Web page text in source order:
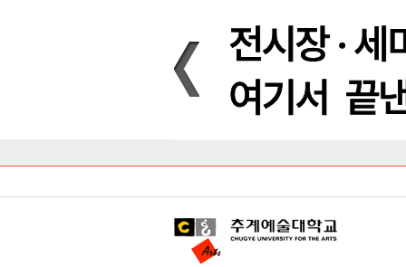
대학안내
입학안내
대학/대학원
학사안내
대학생활
직속/부속기관